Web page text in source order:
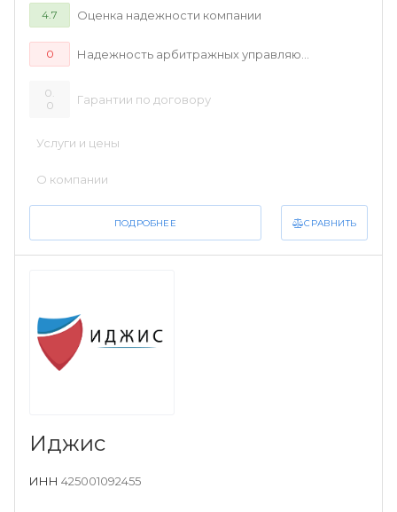
СРАВНИТЬ
4.7 Оценка надежности компании
0
0.
0
Гарантии по договору
Услуги и цены
О компании
ПОДРОБНЕЕ
Иджис
ИНН 425001092455